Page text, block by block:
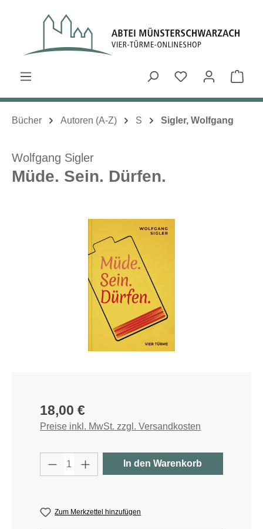
Zum Hauptinhalt springen
Du hast 0
Bücher Autoren (A-Z) S Sigler, Wolfgang
Wolfgang Sigler
Müde. Sein. Dürfen.
Regulärer Preis:
18,00 €
Preise inkl. MwSt. zzgl. Versandkosten
Produkt Anzahl: Gib den
In den Warenkorb
Zum Merkzettel hinzufügen